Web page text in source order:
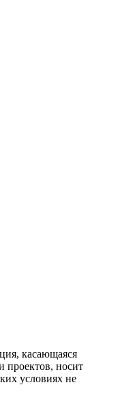
касающаяся
проектов, носит
условиях не